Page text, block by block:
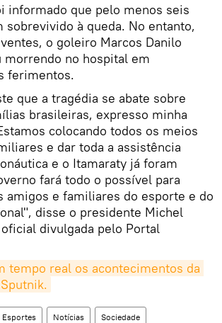
informado que pelo menos seis
sobrevivido à queda. No entanto,
o goleiro Marcos Danilo
morrendo no hospital em
ferimentos.
que a tragédia se abate sobre
brasileiras, expresso minha
colocando todos os meios
e dar toda a assistência
e o Itamaraty já foram
fará todo o possível para
amigos e familiares do esporte e do
disse o presidente Michel
divulgada pelo Portal
tempo real os acontecimentos da
Esportes Notícias Sociedade